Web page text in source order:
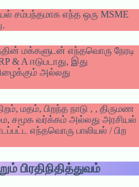
சம்பந்தமாக எந்த ஒரு MSME
மக்களுடன் எந்தவொரு நேரடி
& A ஈடுபடாது, இது
அல்லது
மதம், பிறந்த நாடு , , திருமண
சமூக வர்க்கம் அல்லது அரசியல்
எந்தவொரு பாலியல் / பிற
பிரதிநிதித்துவம்